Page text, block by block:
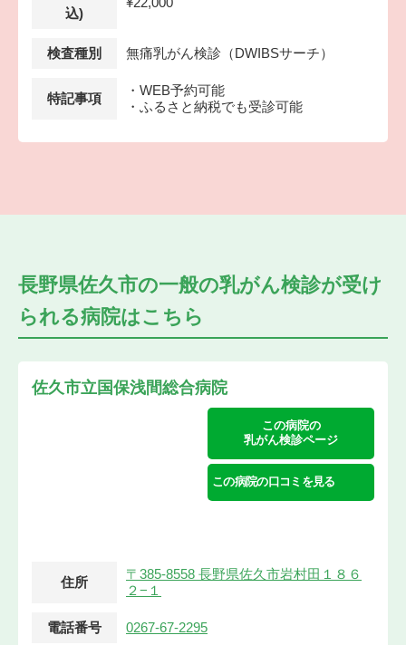
込)
検査種別 無痛乳がん検診（DWIBSサーチ）
特記事項
・WEB予約可能
・ふるさと納税でも受診可能
長野県佐久市の一般の乳がん検診が受け
られる病院はこちら
佐久市立国保浅間総合病院
この病院の
乳がん検診ページ
この病院の口コミを見る
住所
〒385-8558 長野県佐久市岩村田１８６
２−１
電話番号 0267-67-2295